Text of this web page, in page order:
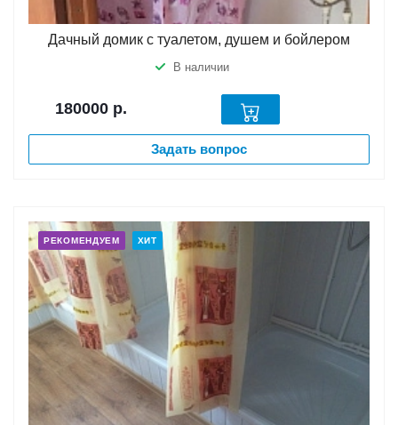
Дачный домик с туалетом, душем и бойлером
В наличии
180000 р.
Задать вопрос
РЕКОМЕНДУЕМ ХИТ